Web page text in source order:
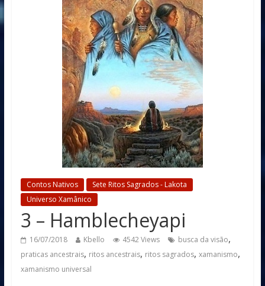
Contos Nativos
Sete Ritos Sagrados - Lakota
Universo Xamânico
3 – Hamblecheyapi
16/07/2018 Kbello 4542 Views busca da visão,
praticas ancestrais, ritos ancestrais, ritos sagrados, xamanismo,
xamanismo universal